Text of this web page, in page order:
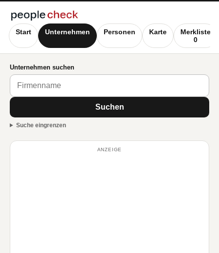
Start Unternehmen Personen Karte
Merkliste
0
Unternehmen suchen
Suchen
Suche eingrenzen
ANZEIGE